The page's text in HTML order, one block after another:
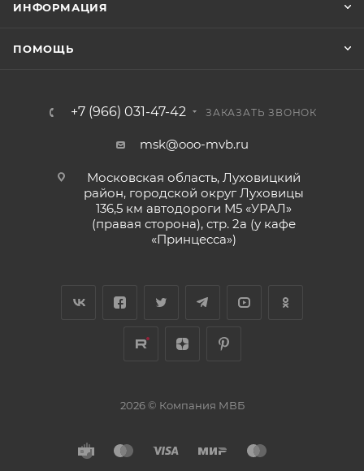
ИНФОРМАЦИЯ
ПОМОЩЬ
+7 (966) 031-47-42 ЗАКАЗАТЬ ЗВОНОК
msk@ooo-mvb.ru
Московская область, Луховицкий
район, городской округ Луховицы
136,5 км автодороги М5 «УРАЛ»
(правая сторона), стр. 2а (у кафе
«‎Принцесса»)
2026 © Компания МВБ